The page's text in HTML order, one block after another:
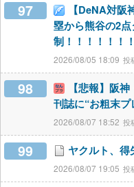
97
【DeNA対
塁から熊谷の2
制！！！！！！
2026/08/05 18:09
98
【悲報】阪
刊誌に“お粗末
2026/08/07 18:52
99 ヤクルト、
2026/08/07 19:05